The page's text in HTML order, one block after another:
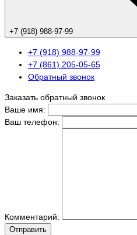
+7 (918) 988-97-99
+7 (918) 988-97-99
+7 (861) 205-05-65
Обратный звонок
Заказать обратный звонок
Ваше имя:
Ваш телефон:
Комментарий:
Отправить